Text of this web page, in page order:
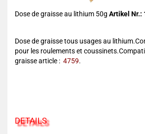
Dose de graisse au lithium 50g Artikel Nr.:
Dose de graisse tous usages au
pour les roulements et
graisse article : 4759.
DETAILS